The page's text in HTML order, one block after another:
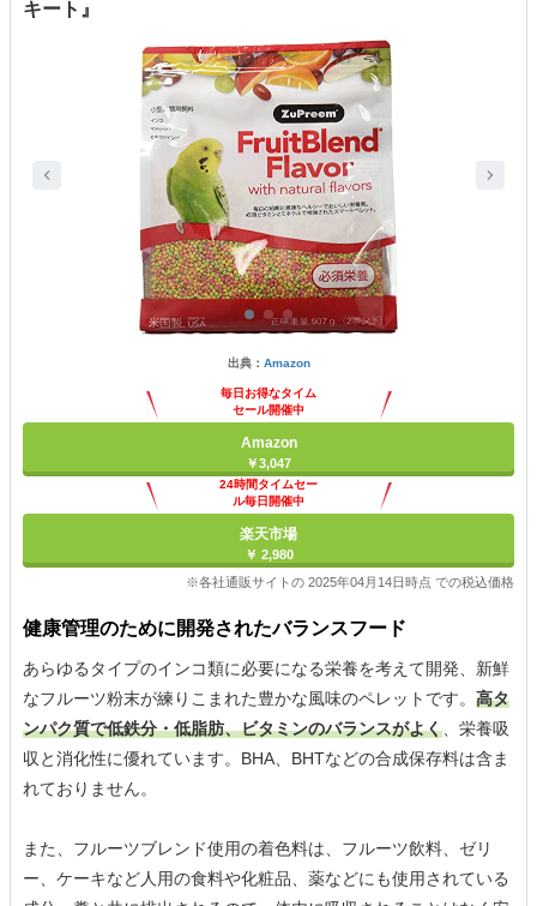
キート』
出典： Amazon
毎日お得なタイム
セール開催中
Amazon
￥3,047
24時間タイムセー
ル毎日開催中
楽天市場
￥ 2,980
※各社通販サイトの 2025年04月14日時点 での税込価格
健康管理のために開発されたバランスフード
あらゆるタイプのインコ類に必要になる栄養を考えて開発、新鮮
なフルーツ粉末が練りこまれた豊かな風味のペレットです。 高タ
ンパク質で低鉄分・低脂肪、ビタミンのバランスがよく、栄養吸
収と消化性に優れています。BHA、BHTなどの合成保存料は含ま
れておりません。
また、フルーツブレンド使用の着色料は、フルーツ飲料、ゼリ
ー、ケーキなど人用の食料や化粧品、薬などにも使用されている